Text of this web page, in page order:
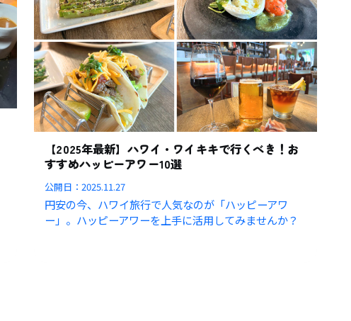
【2025年最新】ハワイ・ワイキキで行くべき！お
すすめハッピーアワー10選
公開日：2025.11.27
円安の今、ハワイ旅行で人気なのが「ハッピーアワ
ー」。ハッピーアワーを上手に活用してみませんか？